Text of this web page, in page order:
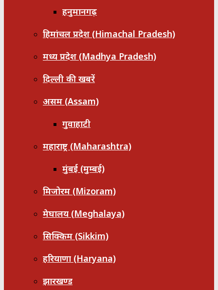
हनुमानगढ़
हिमांचल प्रदेश (Himachal Pradesh)
मध्य प्रदेश (Madhya Pradesh)
दिल्ली की खबरें
असम (Assam)
गुवाहाटी
महाराष्ट्र (Maharashtra)
मुंबई (मुम्बई)
मिजोरम (Mizoram)
मेघालय (Meghalaya)
सिक्किम (Sikkim)
हरियाणा (Haryana)
झारखण्ड